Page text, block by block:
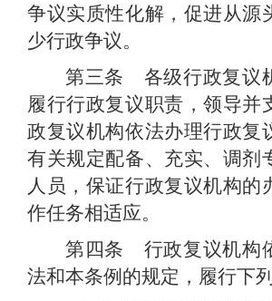
争议实质性化解，促进从源
少行政争议。
第三条 各级行政复议
履行行政复议职责，领导并
政复议机构依法办理行政复
有关规定配备、充实、调剂
人员，保证行政复议机构的
作任务相适应。
第四条 行政复议机构
法和本条例的规定，履行下